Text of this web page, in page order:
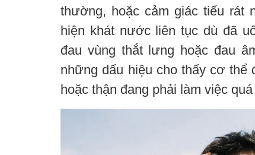
thường, hoặc cảm giác tiểu rát
hiện khát nước liên tục dù đã
đau vùng thắt lưng hoặc đau
những dấu hiệu cho thấy cơ thể
hoặc thận đang phải làm việc quá